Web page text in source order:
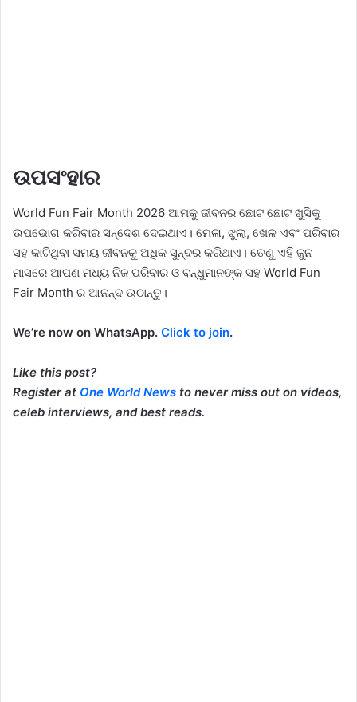
ଉପସଂହାର
World Fun Fair Month 2026 ଆମକୁ ଜୀବନର ଛୋଟ ଛୋଟ ଖୁସିକୁ
ଉପଭୋଗ କରିବାର ସନ୍ଦେଶ ଦେଇଥାଏ। ମେଳା, ଝୁଲା, ଖେଳ ଏବଂ ପରିବାର
ସହ କାଟିଥିବା ସମୟ ଜୀବନକୁ ଅଧିକ ସୁନ୍ଦର କରିଥାଏ। ତେଣୁ ଏହି ଜୁନ
ମାସରେ ଆପଣ ମଧ୍ୟ ନିଜ ପରିବାର ଓ ବନ୍ଧୁମାନଙ୍କ ସହ World Fun
Fair Month ର ଆନନ୍ଦ ଉଠାନ୍ତୁ।
We’re now on WhatsApp. Click to join.
Like this post?
Register at One World News to never miss out on videos,
celeb interviews, and best reads.